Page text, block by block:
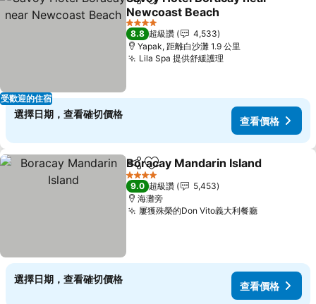
受歡迎的住宿
分享 加入我的最愛
Newcoast Beach
查看價格
4 星級
8.8 超級讚
4,533
Yapak, 距離白沙灘 1.9 公里
Lila Spa 提供舒緩護理查看價格
選擇日期，查看確切價格
查看價格
分享 加入我的最愛
Boracay Mandarin Island
4 星級
9.0 超級讚
5,453
海灘旁
屢獲殊榮的Don Vito義大利餐廳查看價格
選擇日期，查看確切價格
查看價格